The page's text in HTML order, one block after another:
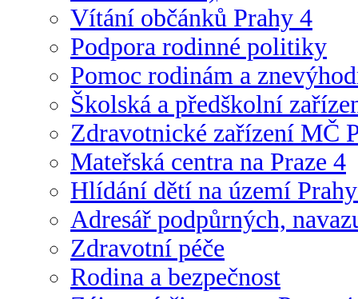
Vítání občánků Prahy 4
Podpora rodinné politiky
Pomoc rodinám a
Školská a předškolní
Zdravotnické zařízení MČ
Mateřská centra na Praze 4
Hlídání dětí na území
Adresář podpůrných,
Zdravotní péče
Rodina a bezpečnost